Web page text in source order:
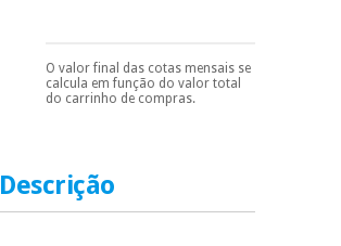
Pode escolhê-lo no final
do processo de compra,
ao escolher o método de
identificação,
número de
telemóvel e número
O valor final das cotas mensais se
calcula em função do valor total
do carrinho de compras.
Descrição